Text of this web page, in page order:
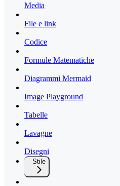
Media
File e link
Codice
Formule Matematiche
Diagrammi Mermaid
Image Playground
Tabelle
Lavagne
Disegni
Stile